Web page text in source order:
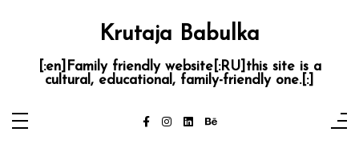
Krutaja Babulka
[:en]Family friendly website[:RU]this site is a
cultural, educational, family-friendly one.[:]